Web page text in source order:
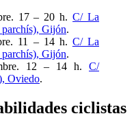
17 – 20 h.C/ La
Gijón.
11 – 14 h. C/ La
Gijón.
12 – 14 h. C/
Oviedo.
ciclistas